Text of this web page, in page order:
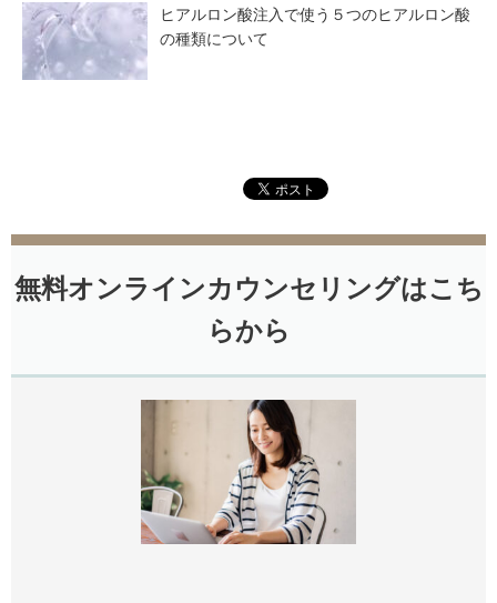
ヒアルロン酸注入で使う５つのヒアルロン酸
の種類について
無料オンラインカウンセリングはこち
らから